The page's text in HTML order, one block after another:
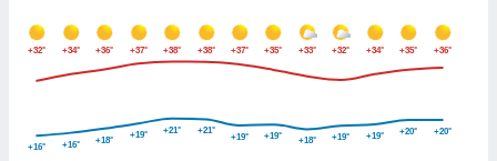
или
как
+32° +34° +36° +37° +38° +38° +37° +35° +33° +32° +34° +35° +36°
+16° +16° +18°
+19° +21° +21°
+19° +19° +18° +19° +19° +20° +20°